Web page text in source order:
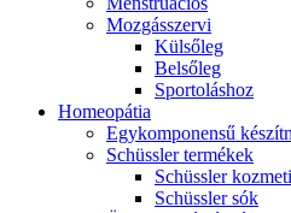
Mozgásszervi
Külsőleg
Belsőleg
Sportoláshoz
Homeopátia
Egykomponensű
Schüssler termékek
Schüssler
Schüssler sók